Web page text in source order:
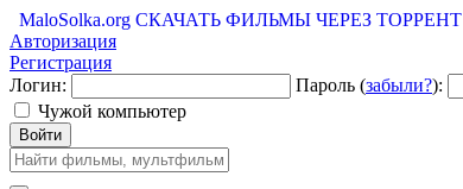
MaloSolka.org СКАЧАТЬ ФИЛЬМЫ ЧЕРЕЗ ТОРРЕНТ
Авторизация
Регистрация
Логин:
Пароль (забыли?):
Чужой компьютер
Войти